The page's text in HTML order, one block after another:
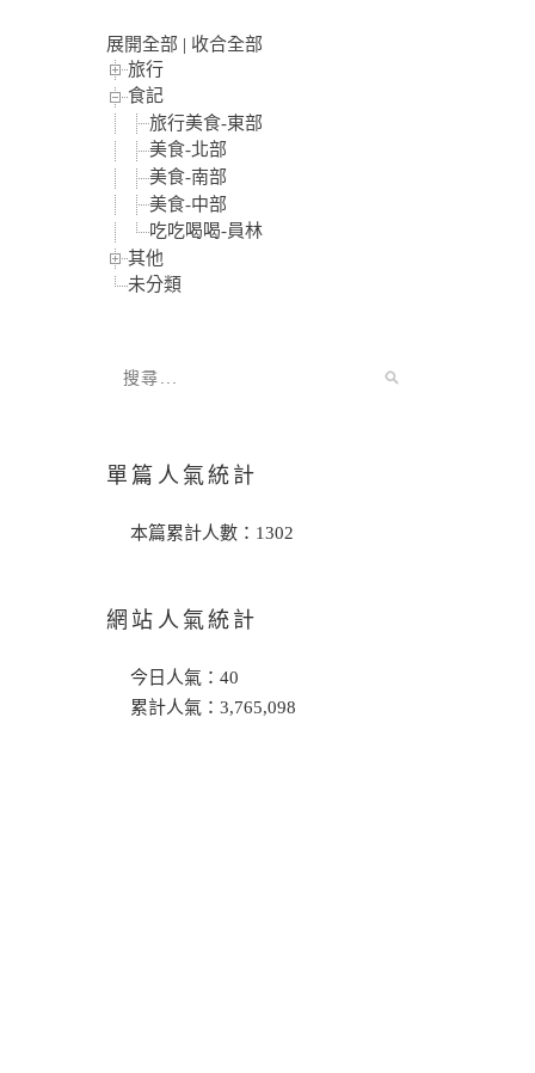
展開全部 | 收合全部
旅行
食記
旅行美食-東部
美食-北部
美食-南部
美食-中部
吃吃喝喝-員林
其他
未分類
單篇人氣統計
本篇累計人數： 1302
網站人氣統計
今日人氣： 40
累計人氣： 3,765,098